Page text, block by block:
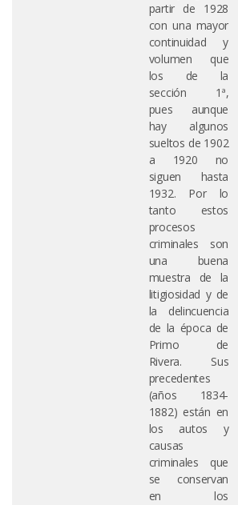
partir de 1928
con una mayor
continuidad y
volumen que
los de la
sección 1ª,
pues aunque
hay algunos
sueltos de 1902
a 1920 no
siguen hasta
1932. Por lo
tanto estos
procesos
criminales son
una buena
muestra de la
litigiosidad y de
la delincuencia
de la época de
Primo de
Rivera. Sus
precedentes
(años 1834-
1882) están en
los autos y
causas
criminales que
se conservan
en los